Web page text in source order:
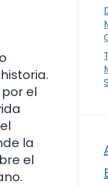
el
la
el